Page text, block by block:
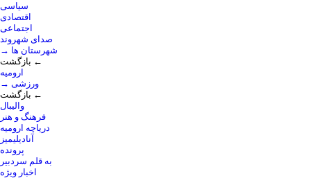
سیاسی
اقتصادی
اجتماعی
صدای شهروند
→ شهرستان ها
بازگشت ←
ارومیه
→ ورزشی
بازگشت ←
والیبال
فرهنگ و هنر
دریاچه ارومیه
آنادیلیمیز
پرونده
به قلم سردبیر
اخبار ویژه